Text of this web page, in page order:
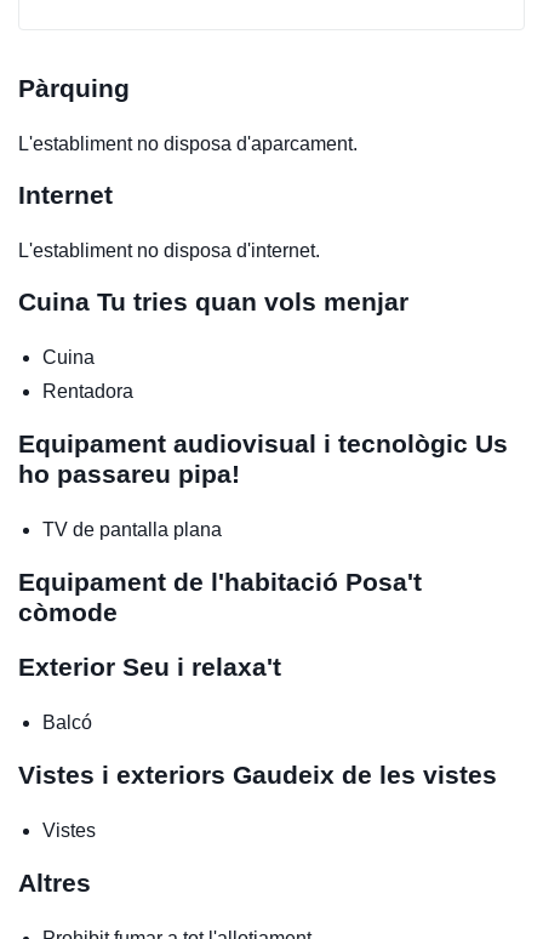
Pàrquing
L'establiment no disposa d'aparcament.
Internet
L'establiment no disposa d'internet.
Cuina Tu tries quan vols menjar
Cuina
Rentadora
Equipament audiovisual i tecnològic Us
ho passareu pipa!
TV de pantalla plana
Equipament de l'habitació Posa't
còmode
Exterior Seu i relaxa't
Balcó
Vistes i exteriors Gaudeix de les vistes
Vistes
Altres